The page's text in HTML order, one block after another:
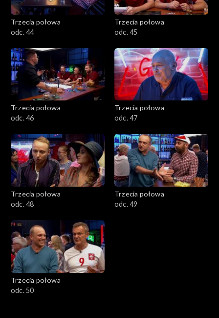
Trzecia połowa
odc. 44
Trzecia połowa
odc. 45
Trzecia połowa
odc. 46
Trzecia połowa
odc. 47
Trzecia połowa
odc. 48
Trzecia połowa
odc. 49
Trzecia połowa
odc. 50